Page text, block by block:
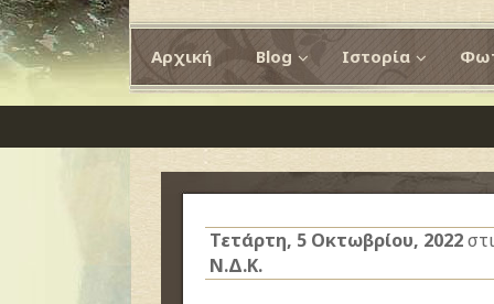
Αρχική Blog Ιστορία
Τετάρτη, 5 Οκτωβρίου, 2022
Ν.Δ.Κ.